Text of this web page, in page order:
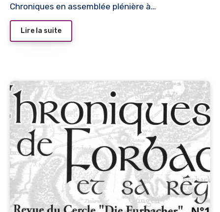
Chroniques en assemblée plénière à…
Lire la suite